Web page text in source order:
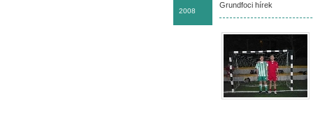
2008
Grundfoci hírek